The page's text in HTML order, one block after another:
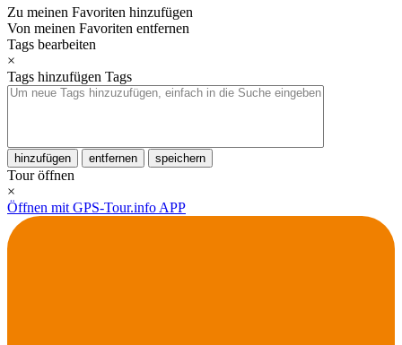
Zu meinen Favoriten hinzufügen
Von meinen Favoriten entfernen
Tags bearbeiten
×
Tags hinzufügen Tags
hinzufügen entfernen speichern
Tour öffnen
×
Öffnen mit GPS-Tour.info APP